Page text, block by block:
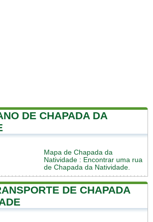
DE CHAPADA DA
Mapa de Chapada da
Natividade : Encontrar uma rua
de Chapada da Natividade.
DE CHAPADA